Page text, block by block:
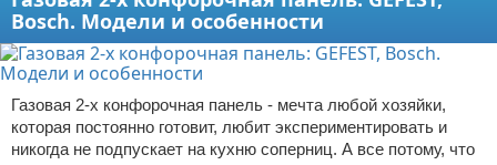
Bosch. Модели и особенности
Газовая 2-х конфорочная панель - мечта любой хозяйки,
которая постоянно готовит, любит экспериментировать и
никогда не подпускает на кухню соперниц. А все потому, что